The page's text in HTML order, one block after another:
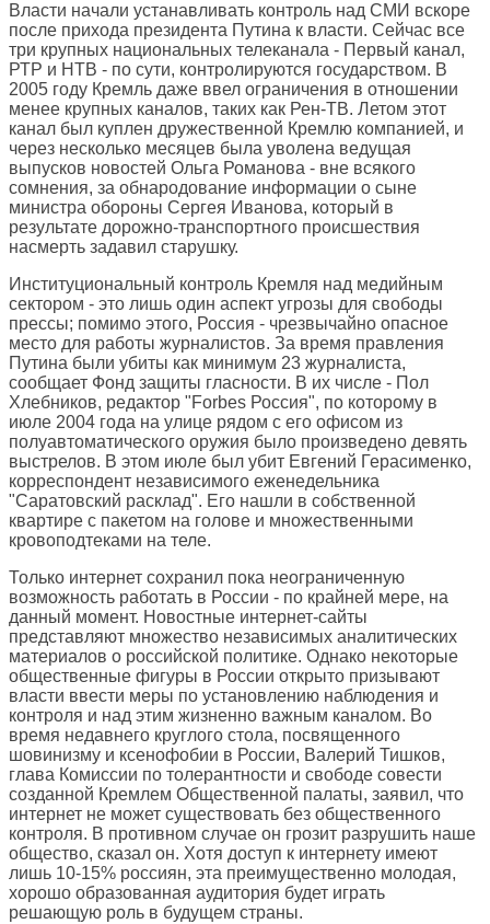
Власти начали устанавливать контроль над СМИ вскоре
после прихода президента Путина к власти. Сейчас все
три крупных национальных телеканала - Первый канал,
РТР и НТВ - по сути, контролируются государством. В
2005 году Кремль даже ввел ограничения в отношении
менее крупных каналов, таких как Рен-ТВ. Летом этот
канал был куплен дружественной Кремлю компанией, и
через несколько месяцев была уволена ведущая
выпусков новостей Ольга Романова - вне всякого
сомнения, за обнародование информации о сыне
министра обороны Сергея Иванова, который в
результате дорожно-транспортного происшествия
насмерть задавил старушку.
Институциональный контроль Кремля над медийным
сектором - это лишь один аспект угрозы для свободы
прессы; помимо этого, Россия - чрезвычайно опасное
место для работы журналистов. За время правления
Путина были убиты как минимум 23 журналиста,
сообщает Фонд защиты гласности. В их числе - Пол
Хлебников, редактор "Forbes Россия", по которому в
июле 2004 года на улице рядом с его офисом из
полуавтоматического оружия было произведено девять
выстрелов. В этом июле был убит Евгений Герасименко,
корреспондент независимого еженедельника
"Саратовский расклад". Его нашли в собственной
квартире с пакетом на голове и множественными
кровоподтеками на теле.
Только интернет сохранил пока неограниченную
возможность работать в России - по крайней мере, на
данный момент. Новостные интернет-сайты
представляют множество независимых аналитических
материалов о российской политике. Однако некоторые
общественные фигуры в России открыто призывают
власти ввести меры по установлению наблюдения и
контроля и над этим жизненно важным каналом. Во
время недавнего круглого стола, посвященного
шовинизму и ксенофобии в России, Валерий Тишков,
глава Комиссии по толерантности и свободе совести
созданной Кремлем Общественной палаты, заявил, что
интернет не может существовать без общественного
контроля. В противном случае он грозит разрушить наше
общество, сказал он. Хотя доступ к интернету имеют
лишь 10-15% россиян, эта преимущественно молодая,
хорошо образованная аудитория будет играть
решающую роль в будущем страны.